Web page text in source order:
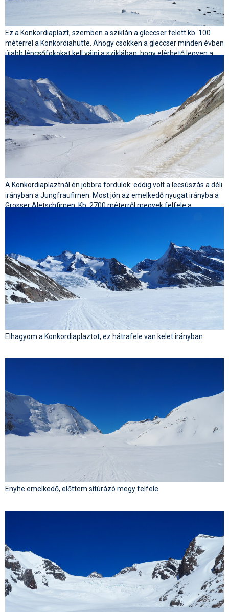
Ez a Konkordiaplazt, szemben a sziklán a gleccser felett kb. 100
méterrel a Konkordiahütte. Ahogy csökken a gleccser minden évben
újabb lépcsőfokokat kell vájni a sziklában, hogy elérhető legyen a
A Konkordiaplaztnál én jobbra fordulok: eddig volt a lecsúszás a déli
irányban a Jungfraufirnen. Most jön az emelkedő nyugat irányba a
Grosser Aletschfirnen. Kb. 2700 méterről megyek felfele a
Elhagyom a Konkordiaplaztot, ez hátrafele van kelet irányban
Enyhe emelkedő, előttem sítúrázó megy felfele